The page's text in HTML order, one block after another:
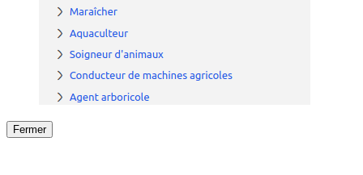
Fermer